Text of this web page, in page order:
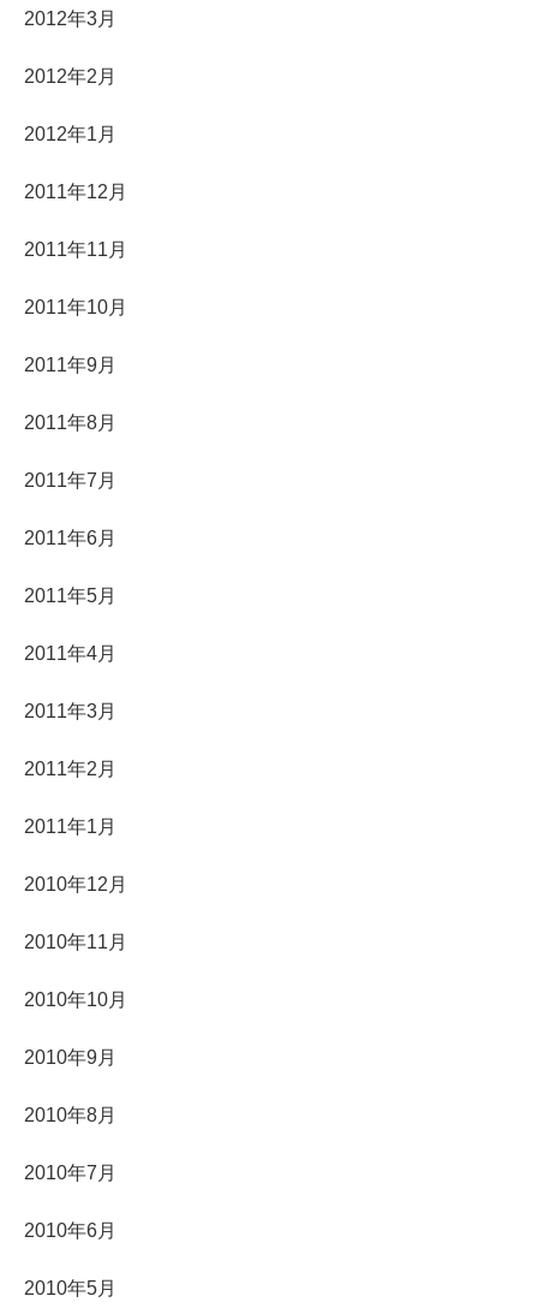
2012年3月
2012年2月
2012年1月
2011年12月
2011年11月
2011年10月
2011年9月
2011年8月
2011年7月
2011年6月
2011年5月
2011年4月
2011年3月
2011年2月
2011年1月
2010年12月
2010年11月
2010年10月
2010年9月
2010年8月
2010年7月
2010年6月
2010年5月